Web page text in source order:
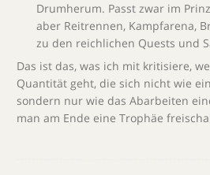
Drumherum. Passt zwar im
aber Reitrennen, Kampfarena,
zu den reichlichen Quests und
Das ist das, was ich mit kritisiere,
Quantität geht, die sich nicht wie
sondern nur wie das Abarbeiten
man am Ende eine Trophäe